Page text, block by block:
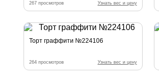
267 просмотров Узнать вес и цену
Торт граффити №224106
264 просмотров Узнать вес и цену